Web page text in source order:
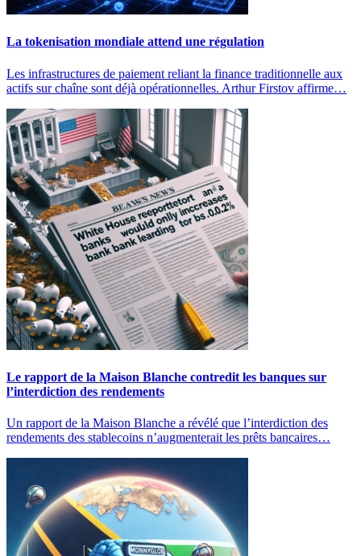
La tokenisation mondiale attend une régulation
Les infrastructures de paiement reliant la finance traditionnelle aux
actifs sur chaîne sont déjà opérationnelles. Arthur Firstov affirme…
Le rapport de la Maison Blanche contredit les banques sur
l’interdiction des rendements
Un rapport de la Maison Blanche a révélé que l’interdiction des
rendements des stablecoins n’augmenterait les prêts bancaires…